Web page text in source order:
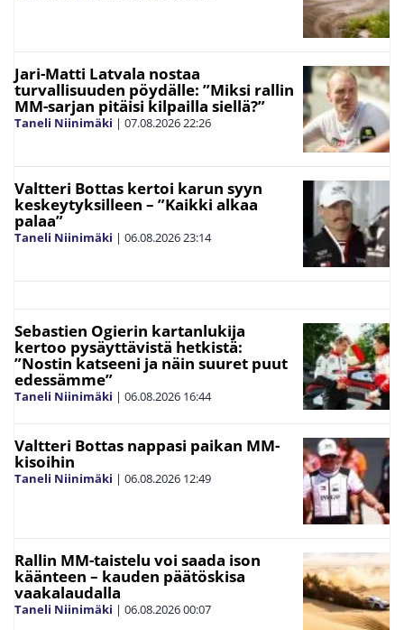
Jari-Matti Latvala nostaa
turvallisuuden pöydälle: ”Miksi rallin
MM-sarjan pitäisi kilpailla siellä?”
Taneli Niinimäki | 07.08.202622:26
Valtteri Bottas kertoi karun syyn
keskeytyksilleen – ”Kaikki alkaa
palaa”
Taneli Niinimäki | 06.08.202623:14
Sebastien Ogierin kartanlukija
kertoo pysäyttävistä hetkistä:
”Nostin katseeni ja näin suuret puut
edessämme”
Taneli Niinimäki | 06.08.2026 16:44
Valtteri Bottas nappasi paikan MM-
kisoihin
Taneli Niinimäki | 06.08.2026 12:49
Rallin MM-taistelu voi saada ison
käänteen – kauden päätöskisa
vaakalaudalla
Taneli Niinimäki | 06.08.202600:07